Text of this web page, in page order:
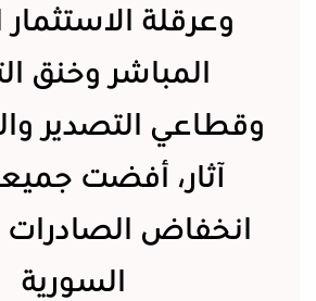
وعرقلة الاستثمار
المباشر وخنق
وقطاعي التصدير
آثار، أفضت
انخفاض الصادرات
السورية